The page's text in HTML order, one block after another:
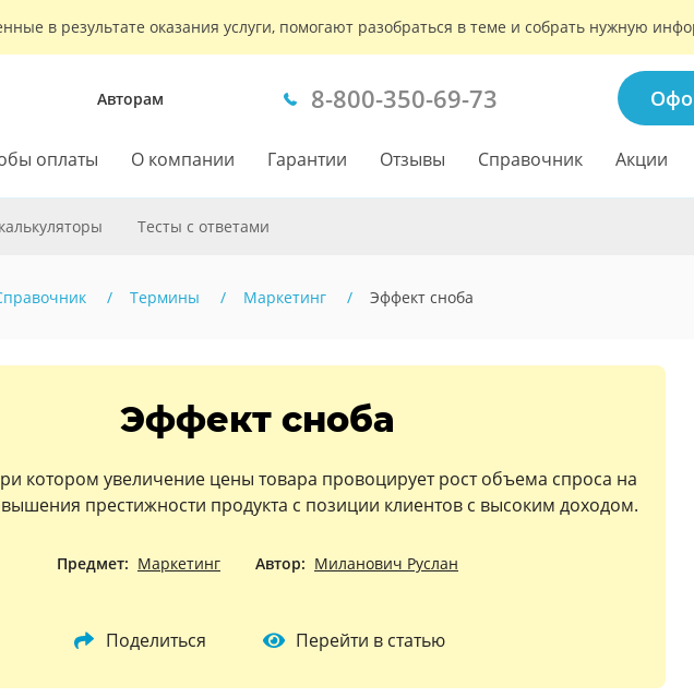
в результате оказания услуги, помогают разобраться в теме и собрать нужную
Авторам 8-800-350-69-73
оплаты О компании Гарантии Отзывы Справочник Акции
Тесты с ответами
Термины Маркетинг Эффект сноба
Эффект сноба
котором увеличение цены товара провоцирует рост объема спроса на
престижности продукта с позиции клиентов с высоким доходом.
Предмет: Маркетинг Автор: Миланович Руслан
Поделиться Перейти в статью